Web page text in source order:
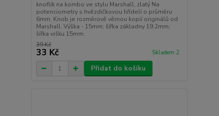
knoflík na kombo ve stylu Marshall, zlatý Na
potenciometry s hvězdičkovou hřídelí o průměru
6mm. Knob je rozměrově věrnou kopií originálů od
Marshall. Výška - 15mm; šířka základny 19,2mm;
šířka vršku 15mm.
39 Kč
33 Kč Skladem 2
Přidat do košíku